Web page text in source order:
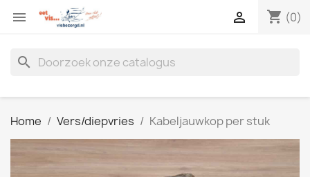
 shopping_cart (0)

search
Home Vers/diepvries Kabeljauwkop per stuk